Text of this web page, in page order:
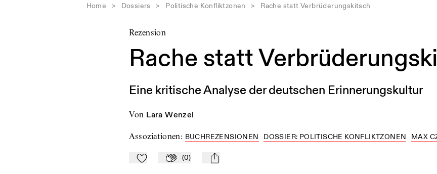
Home > Dossiers > Politische Konfliktzonen > Rache statt Verbrüderungskitsch
Rezension
Rache statt
Eine kritische Analyse der deutschen Erinnerungskultur
von Lara Wenzel
Assoziationen: BUCHREZENSIONEN DOSSIER: POLITISCHE KONFLIKTZONEN MAX
Zu Mein-TdZ hinzufügen
Applaudieren
(0) mail